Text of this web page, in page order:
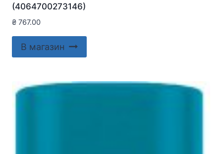
(4064700273146)
₴ 767.00
В магазин